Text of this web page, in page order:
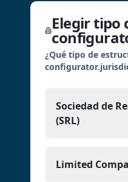
Elegir tipo
¿Qué tipo de
Sociedad de
(SRL)
Limited